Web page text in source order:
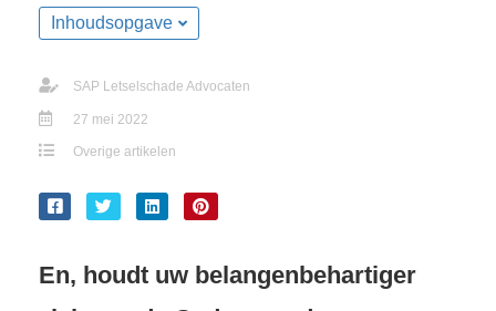
Inhoudsopgave
SAP Letselschade Advocaten
27 mei 2022
Overige artikelen
En, houdt uw belangenbehartiger